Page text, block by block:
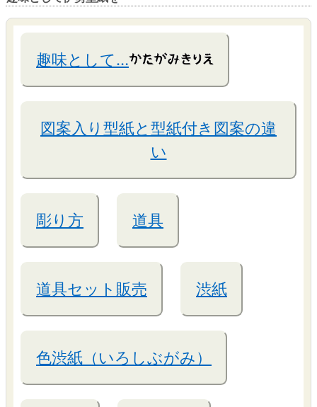
趣味として…
図案入り型紙と型紙付き図案の違
い
彫り方 道具
道具セット販売 渋紙
色渋紙（いろしぶがみ）